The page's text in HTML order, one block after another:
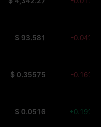
$ 93.581 -0.04%
$ 0.35575 -0.16%
$ 0.0516 +0.19%